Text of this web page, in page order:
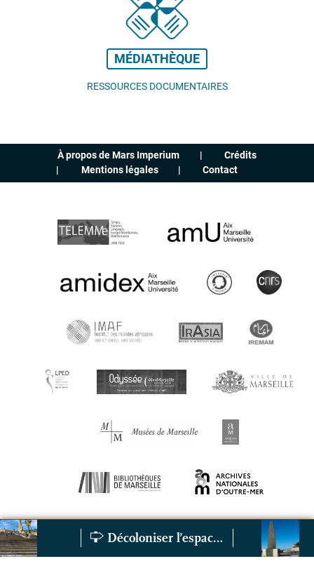
Décoloniser l’espace public et le patrimoine
La statuaire impériale, de la gare Saint-Charles à la
Les
MÉDIATHÈQUE
RESSOURCES DOCUMENTAIRES
À propos de Mars Imperium
Crédits
Mentions légales
Contact